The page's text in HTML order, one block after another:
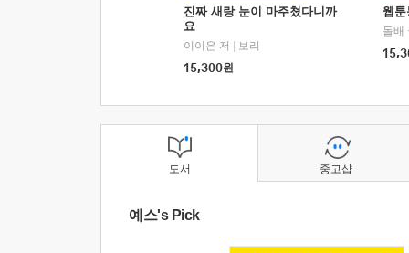
진짜 새랑 눈이 마주쳤다니까
요
이이은 저
보리
15,300원
웹
돌배
도서
예스's Pick
중고샵